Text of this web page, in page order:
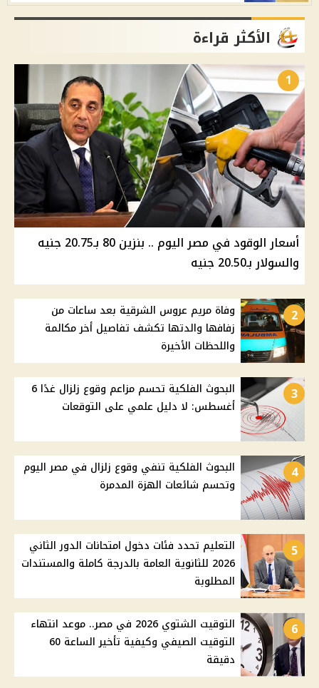
الأكثر قراءة
1
أسعار الوقود في مصر اليوم .. بنزين 80 بـ20.75 جنيه
والسولار بـ20.50 جنيه
2
وفاة مريم عروس الشرقية بعد ساعات من
زفافها والدتها تكشف تفاصيل أخر مكالمة
واللحظات الأخيرة
3
البحوث الفلكية تحسم مزاعم وقوع زلزال غدًا 6
أغسطس: لا دليل علمي على التوقعات
4
البحوث الفلكية تنفي وقوع زلزال في مصر اليوم
وتحسم شائعات الهزة المدمرة
5
التعليم تحدد فئات دخول امتحانات الدور الثاني
2026 للثانوية العامة بالدرجة كاملة والمستندات
المطلوبة
6
التوقيت الشتوي 2026 في مصر.. موعد انتهاء
التوقيت الصيفي وكيفية تأخير الساعة 60
دقيقة